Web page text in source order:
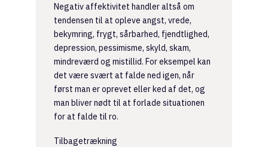
Negativ affektivitet handler altså om
tendensen til at opleve angst, vrede,
bekymring, frygt, sårbarhed, fjendtlighed,
depression, pessimisme, skyld, skam,
mindreværd og mistillid. For eksempel kan
det være svært at falde ned igen, når
først man er oprevet eller ked af det, og
man bliver nødt til at forlade situationen
for at falde til ro.
Tilbagetrækning